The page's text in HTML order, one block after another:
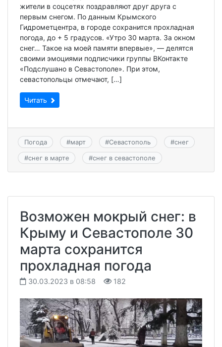
жители в соцсетях поздравляют друг друга с
первым снегом. По данным Крымского
Гидрометцентра, в городе сохранится прохладная
погода, до + 5 градусов. «Утро 30 марта. За окном
снег… Такое на моей памяти впервые», — делятся
своими эмоциями подписчики группы ВКонтакте
«Подслушано в Севастополе». При этом,
севастопольцы отмечают, […]
Читать
Погода #март #Севастополь #снег
#снег в марте #снег в севастополе
Возможен мокрый снег: в
Крыму и Севастополе 30
марта сохранится
прохладная погода
30.03.2023 в 08:58 182